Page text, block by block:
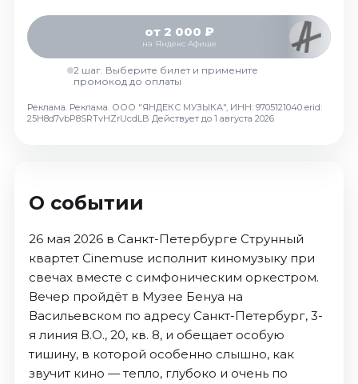
Январь 2027
Площадки
от 2 000 ₽
на Яндекс Афише
2 шаг. Выберите билет и примените
промокод до оплаты
Реклама. Реклама. ООО "ЯНДЕКС МУЗЫКА", ИНН: 9705121040 erid:
25H8d7vbP8SRTvHZrUcdLB Действует до 1 августа 2026
О событии
26 мая 2026 в Санкт-Петербурге Струнный
квартет Cinemuse исполнит киномузыку при
свечах вместе с симфоническим оркестром.
Вечер пройдёт в Музее Бенуа на
Васильевском по адресу Санкт-Петербург, 3-
я линия В.О., 20, кв. 8, и обещает особую
тишину, в которой особенно слышно, как
звучит кино — тепло, глубоко и очень по